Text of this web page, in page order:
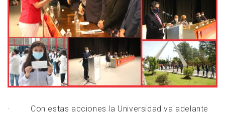
· Con estas acciones la Universidad va adelante